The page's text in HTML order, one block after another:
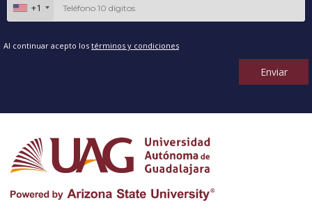
+1
Al continuar acepto los términos y condiciones
Enviar